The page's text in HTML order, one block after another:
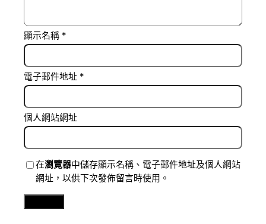
顯示名稱 *
電子郵件地址 *
個人網站網址
在瀏覽器中儲存顯示名稱、電子郵件地址及個人網站
網址，以供下次發佈留言時使用。